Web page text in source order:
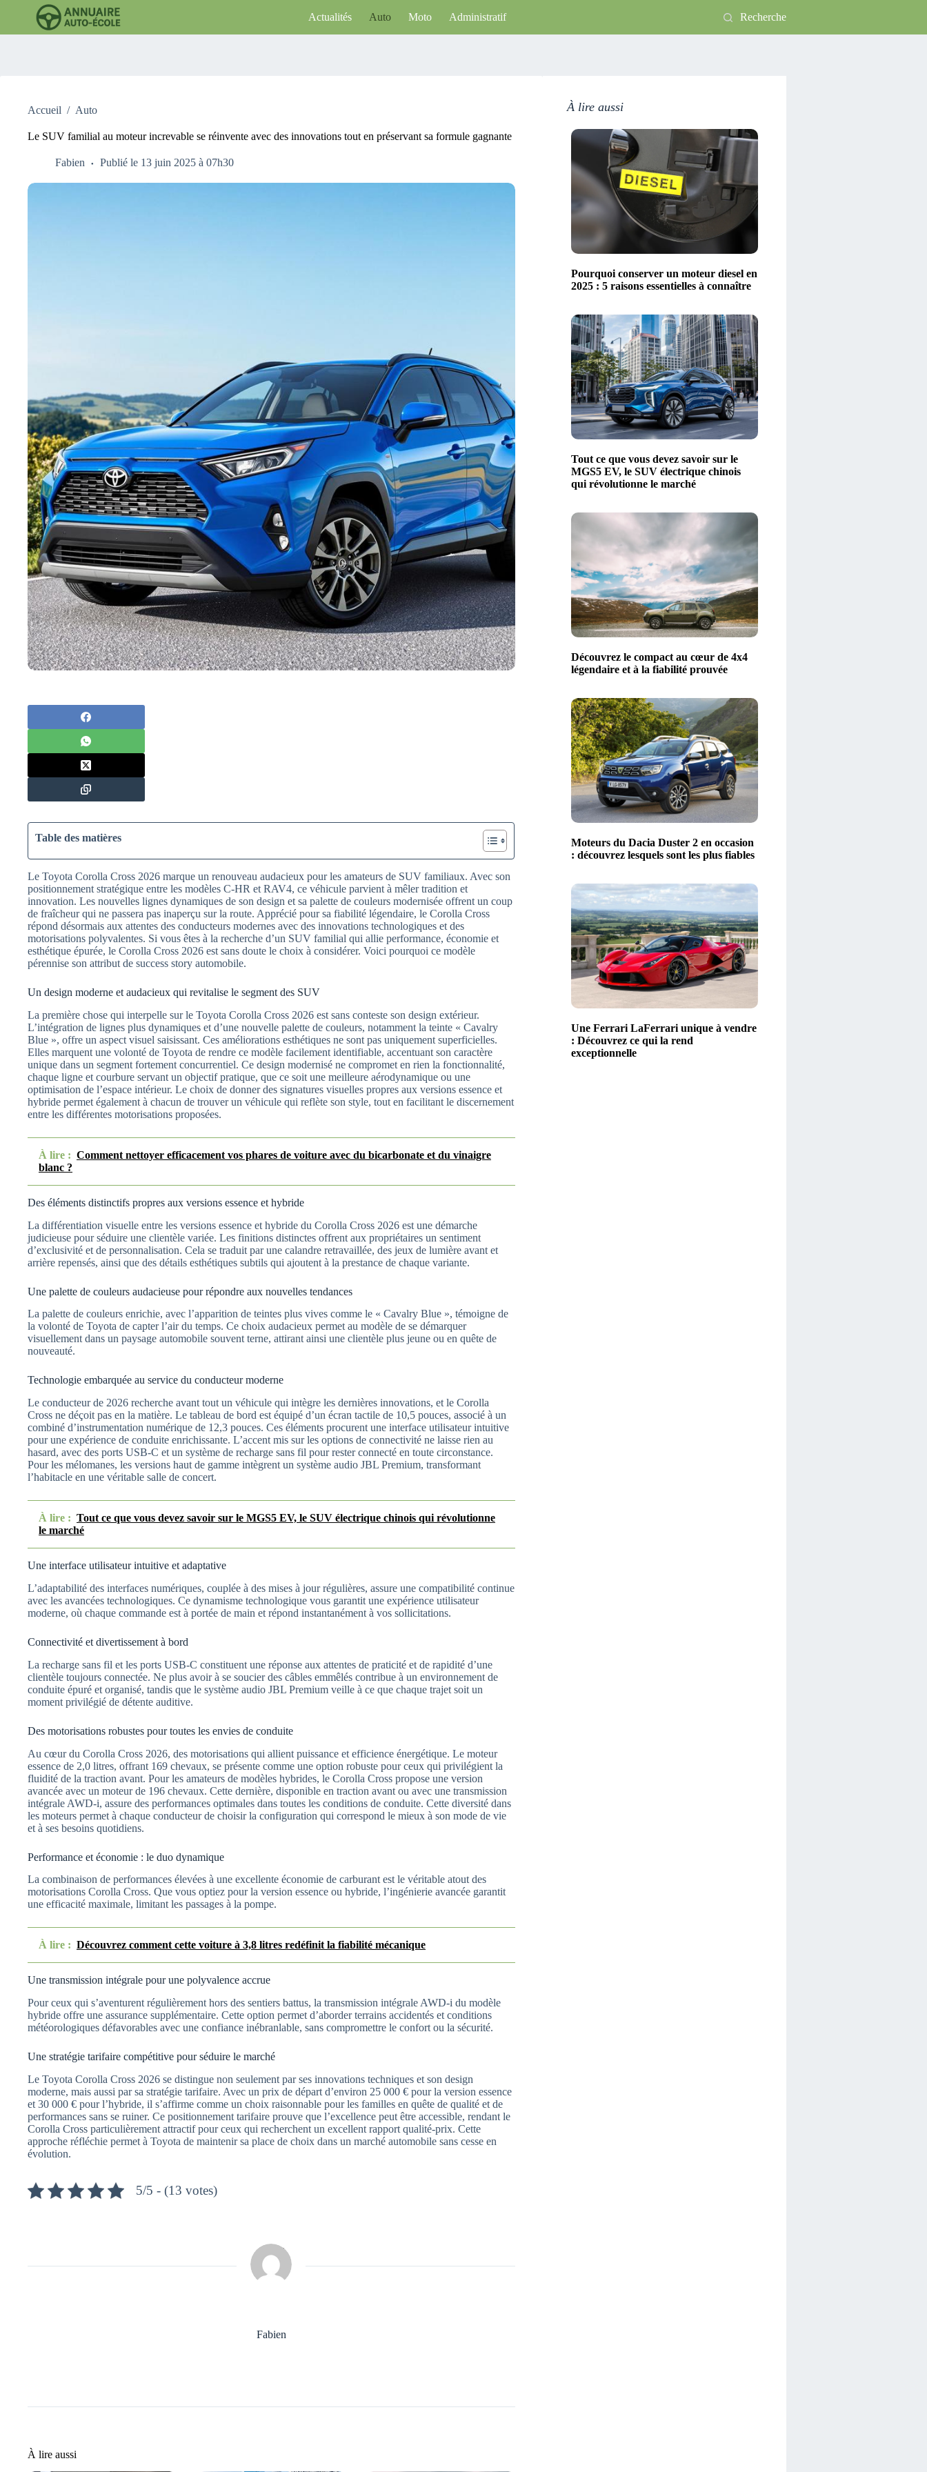
Actualités Auto Moto Administratif Recherche
Accueil / Auto
Le SUV familial au moteur increvable se réinvente avec des innovations tout en préservant sa formule gagnante
Fabien Publié le 13 juin 2025 à 07h30
Table des matières
Le Toyota Corolla Cross 2026 marque un renouveau audacieux pour les amateurs de SUV familiaux. Avec son
positionnement stratégique entre les modèles C-HR et RAV4, ce véhicule parvient à mêler tradition et
innovation. Les nouvelles lignes dynamiques de son design et sa palette de couleurs modernisée offrent un coup
de fraîcheur qui ne passera pas inaperçu sur la route. Apprécié pour sa fiabilité légendaire, le Corolla Cross
répond désormais aux attentes des conducteurs modernes avec des innovations technologiques et des
motorisations polyvalentes. Si vous êtes à la recherche d’un SUV familial qui allie performance, économie et
esthétique épurée, le Corolla Cross 2026 est sans doute le choix à considérer. Voici pourquoi ce modèle
pérennise son attribut de success story automobile.
Un design moderne et audacieux qui revitalise le segment des SUV
La première chose qui interpelle sur le Toyota Corolla Cross 2026 est sans conteste son design extérieur.
L’intégration de lignes plus dynamiques et d’une nouvelle palette de couleurs, notamment la teinte « Cavalry
Blue », offre un aspect visuel saisissant. Ces améliorations esthétiques ne sont pas uniquement superficielles.
Elles marquent une volonté de Toyota de rendre ce modèle facilement identifiable, accentuant son caractère
unique dans un segment fortement concurrentiel. Ce design modernisé ne compromet en rien la fonctionnalité,
chaque ligne et courbure servant un objectif pratique, que ce soit une meilleure aérodynamique ou une
optimisation de l’espace intérieur. Le choix de donner des signatures visuelles propres aux versions essence et
hybride permet également à chacun de trouver un véhicule qui reflète son style, tout en facilitant le discernement
entre les différentes motorisations proposées.
À lire : Comment nettoyer efficacement vos phares de voiture avec du bicarbonate et du vinaigre
blanc ?
Des éléments distinctifs propres aux versions essence et hybride
La différentiation visuelle entre les versions essence et hybride du Corolla Cross 2026 est une démarche
judicieuse pour séduire une clientèle variée. Les finitions distinctes offrent aux propriétaires un sentiment
d’exclusivité et de personnalisation. Cela se traduit par une calandre retravaillée, des jeux de lumière avant et
arrière repensés, ainsi que des détails esthétiques subtils qui ajoutent à la prestance de chaque variante.
Une palette de couleurs audacieuse pour répondre aux nouvelles tendances
La palette de couleurs enrichie, avec l’apparition de teintes plus vives comme le « Cavalry Blue », témoigne de
la volonté de Toyota de capter l’air du temps. Ce choix audacieux permet au modèle de se démarquer
visuellement dans un paysage automobile souvent terne, attirant ainsi une clientèle plus jeune ou en quête de
nouveauté.
Technologie embarquée au service du conducteur moderne
Le conducteur de 2026 recherche avant tout un véhicule qui intègre les dernières innovations, et le Corolla
Cross ne déçoit pas en la matière. Le tableau de bord est équipé d’un écran tactile de 10,5 pouces, associé à un
combiné d’instrumentation numérique de 12,3 pouces. Ces éléments procurent une interface utilisateur intuitive
pour une expérience de conduite enrichissante. L’accent mis sur les options de connectivité ne laisse rien au
hasard, avec des ports USB-C et un système de recharge sans fil pour rester connecté en toute circonstance.
Pour les mélomanes, les versions haut de gamme intègrent un système audio JBL Premium, transformant
l’habitacle en une véritable salle de concert.
À lire : Tout ce que vous devez savoir sur le MGS5 EV, le SUV électrique chinois qui révolutionne
le marché
Une interface utilisateur intuitive et adaptative
L’adaptabilité des interfaces numériques, couplée à des mises à jour régulières, assure une compatibilité continue
avec les avancées technologiques. Ce dynamisme technologique vous garantit une expérience utilisateur
moderne, où chaque commande est à portée de main et répond instantanément à vos sollicitations.
Connectivité et divertissement à bord
La recharge sans fil et les ports USB-C constituent une réponse aux attentes de praticité et de rapidité d’une
clientèle toujours connectée. Ne plus avoir à se soucier des câbles emmêlés contribue à un environnement de
conduite épuré et organisé, tandis que le système audio JBL Premium veille à ce que chaque trajet soit un
moment privilégié de détente auditive.
Des motorisations robustes pour toutes les envies de conduite
Au cœur du Corolla Cross 2026, des motorisations qui allient puissance et efficience énergétique. Le moteur
essence de 2,0 litres, offrant 169 chevaux, se présente comme une option robuste pour ceux qui privilégient la
fluidité de la traction avant. Pour les amateurs de modèles hybrides, le Corolla Cross propose une version
avancée avec un moteur de 196 chevaux. Cette dernière, disponible en traction avant ou avec une transmission
intégrale AWD-i, assure des performances optimales dans toutes les conditions de conduite. Cette diversité dans
les moteurs permet à chaque conducteur de choisir la configuration qui correspond le mieux à son mode de vie
et à ses besoins quotidiens.
Performance et économie : le duo dynamique
La combinaison de performances élevées à une excellente économie de carburant est le véritable atout des
motorisations Corolla Cross. Que vous optiez pour la version essence ou hybride, l’ingénierie avancée garantit
une efficacité maximale, limitant les passages à la pompe.
À lire : Découvrez comment cette voiture à 3,8 litres redéfinit la fiabilité mécanique
Une transmission intégrale pour une polyvalence accrue
Pour ceux qui s’aventurent régulièrement hors des sentiers battus, la transmission intégrale AWD-i du modèle
hybride offre une assurance supplémentaire. Cette option permet d’aborder terrains accidentés et conditions
météorologiques défavorables avec une confiance inébranlable, sans compromettre le confort ou la sécurité.
Une stratégie tarifaire compétitive pour séduire le marché
Le Toyota Corolla Cross 2026 se distingue non seulement par ses innovations techniques et son design
moderne, mais aussi par sa stratégie tarifaire. Avec un prix de départ d’environ 25 000 € pour la version essence
et 30 000 € pour l’hybride, il s’affirme comme un choix raisonnable pour les familles en quête de qualité et de
performances sans se ruiner. Ce positionnement tarifaire prouve que l’excellence peut être accessible, rendant le
Corolla Cross particulièrement attractif pour ceux qui recherchent un excellent rapport qualité-prix. Cette
approche réfléchie permet à Toyota de maintenir sa place de choix dans un marché automobile sans cesse en
évolution.
5/5 - (13 votes)
Fabien
À lire aussi
À lire aussi
Pourquoi conserver un moteur diesel en
2025 : 5 raisons essentielles à connaître
Tout ce que vous devez savoir sur le
MGS5 EV, le SUV électrique chinois
qui révolutionne le marché
Découvrez le compact au cœur de 4x4
légendaire et à la fiabilité prouvée
Moteurs du Dacia Duster 2 en occasion
: découvrez lesquels sont les plus fiables
Une Ferrari LaFerrari unique à vendre
: Découvrez ce qui la rend
exceptionnelle